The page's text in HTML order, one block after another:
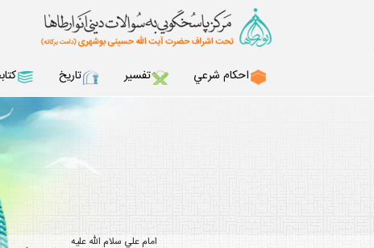
احكام شرعي تفسير تاريخ
امام علي سلام الله عليه